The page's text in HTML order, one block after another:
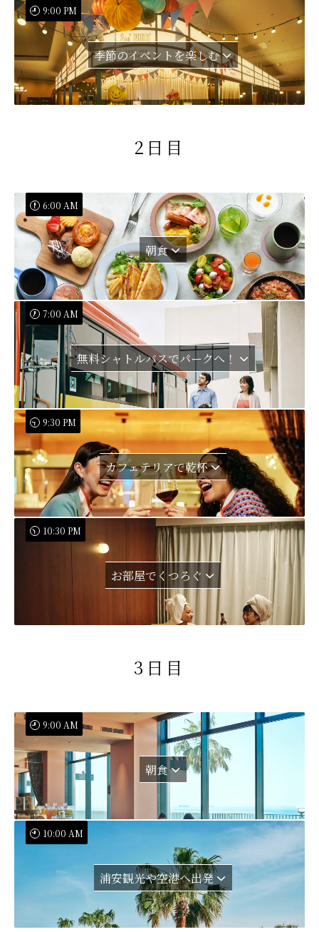
季節のイベントを楽しむ
9:00 PM
2日目
朝食
6:00 AM
無料シャトルバスでパークへ！
7:00 AM
カフェテリアで乾杯
9:30 PM
お部屋でくつろぐ
10:30 PM
3日目
朝食
9:00 AM
浦安観光や空港へ出発
10:00 AM